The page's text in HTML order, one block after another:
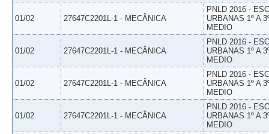
01/02 27647C2201L-1 - MECÂNICA
PNLD 2016 -
URBANAS 1º A
MEDIO
01/02 27647C2201L-1 - MECÂNICA
PNLD 2016 -
URBANAS 1º A
MEDIO
01/02 27647C2201L-1 - MECÂNICA
PNLD 2016 -
URBANAS 1º A
MEDIO
01/02 27647C2201L-1 - MECÂNICA
PNLD 2016 -
URBANAS 1º A
MEDIO